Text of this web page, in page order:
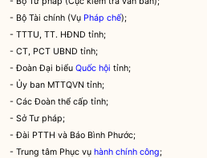
- Bộ Tài chính (Vụ Pháp chế);
- TTTU, TT. HĐND tỉnh;
- CT, PCT UBND tỉnh;
- Đoàn Đại biểuQuốc hội tỉnh;
- Ủy ban MTTQVN tỉnh;
- Các Đoàn thể cấp tỉnh;
- Sở Tư pháp;
- Đài PTTH và Báo Bình Phước;
- Trung tâm Phục vụhành chính công;